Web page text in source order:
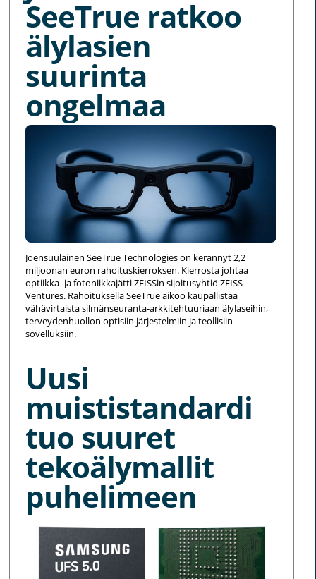
SeeTrue ratkoo
älylasien
suurinta
ongelmaa
Joensuulainen SeeTrue Technologies on kerännyt 2,2
miljoonan euron rahoituskierroksen. Kierrosta johtaa
optiikka- ja fotoniikkajätti ZEISSin sijoitusyhtiö ZEISS
Ventures. Rahoituksella SeeTrue aikoo kaupallistaa
vähävirtaista silmänseuranta-arkkitehtuuriaan älylaseihin,
terveydenhuollon optisiin järjestelmiin ja teollisiin
sovelluksiin.
Uusi
muististandardi
tuo suuret
tekoälymallit
puhelimeen